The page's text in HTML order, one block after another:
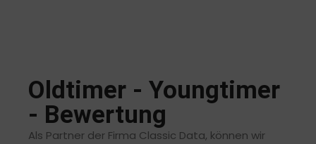
Oldtimer - Youngtimer
- Bewertung
Als Partner der Firma Classic Data, können wir